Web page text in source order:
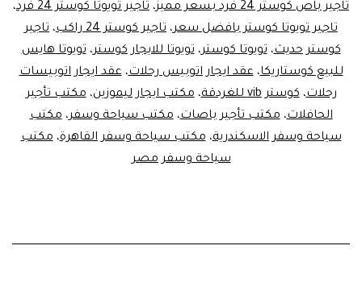
تاجير باص كوستر 24 فرد بسعر مميز
، تاجير تويوتا كوستر 24 فرد
،
تاجير تويوتا كوستر بافضل سعر، تاجير كوستر 24 راكب ، تاجير
كوستر حديث،تويوتا كوستر،تويوتا للايجار كوستر،تويوتا هايس
للبيع كوستاريكا،عقد ايجار اتوبيس رحلات،عقد ايجار اتوبيسات
رحلات،كوستر vib للغردقة ،مكتب ايجار ليموزين،مكتب تأجير
الحافلات،مكتب تأجير باصات،مكتب سياحة وسفر،مكتب
سياحة وسفر الاسكندرية،مكتب سياحة وسفر القاهرة،مكتب
سياحة وسفر مصر